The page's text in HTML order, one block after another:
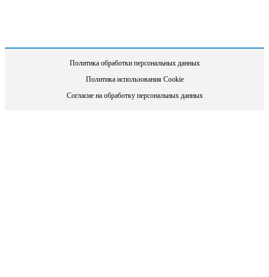
Политика обработки персональных данных
Политика использования Cookie
Согласие на обработку персональных данных